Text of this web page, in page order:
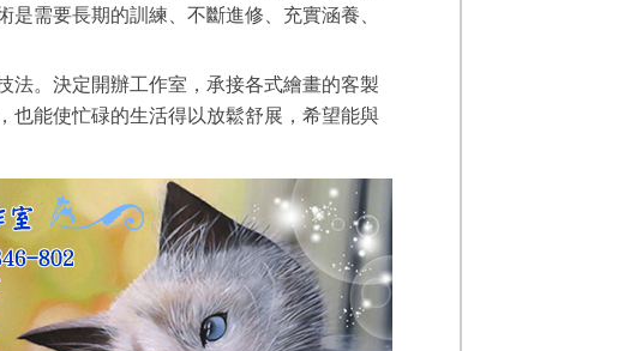
需要長期的訓練、不斷進修、充實涵養、
。決定開辦工作室，承接各式繪畫的客製
也能使忙碌的生活得以放鬆舒展，希望能與